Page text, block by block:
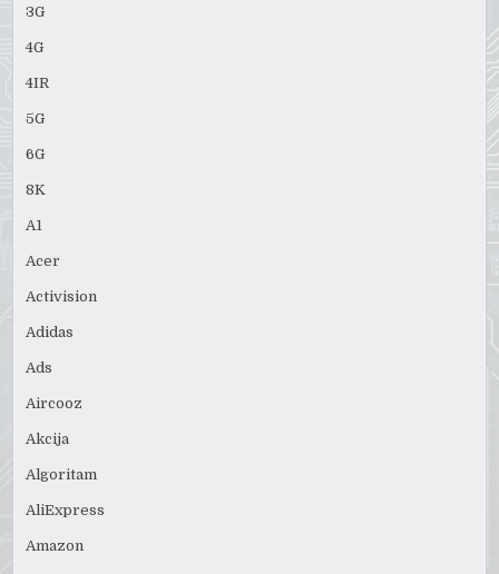
3G
4G
4IR
5G
6G
8K
A1
Acer
Activision
Adidas
Ads
Aircooz
Akcija
Algoritam
AliExpress
Amazon